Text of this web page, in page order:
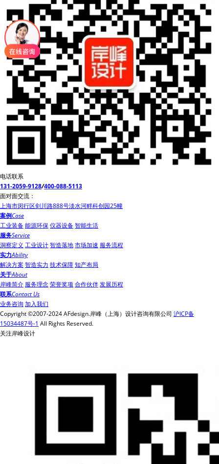
电话联系
131-2059-9128/400-088-5113
面对面交流：
上海市闵行区剑川路888号淡水河畔科创园25幢
案例Case
工业装备能源环保仪器设备智能生活
服务Service
洞察定义工业设计智造落地市场加速 服务流程
实力Ability
解决方案 智造实力 技术保障知产布局
关于About
岸峰简介服务理念荣誉奖项合作伙伴发展历程
联系Contact Us
业务咨询 加入我们
Copyright ©2007-2024 AFdesign.岸峰（上海）设计咨询有限公司 沪ICP备
15034487号-1 All Rights Reserved.
关注岸峰设计